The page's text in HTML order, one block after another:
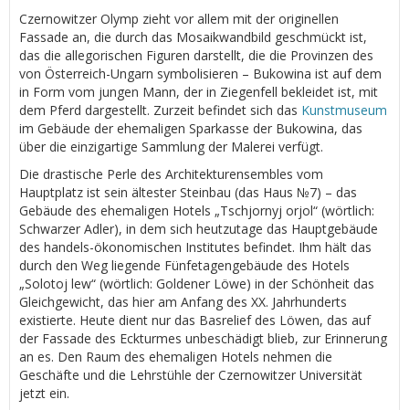
Czernowitzer Olymp zieht vor allem mit der originellen
Fassade an, die durch das Mosaikwandbild geschmückt ist,
das die allegorischen Figuren darstellt, die die Provinzen des
von Österreich-Ungarn symbolisieren – Bukowina ist auf dem
in Form vom jungen Mann, der in Ziegenfell bekleidet ist, mit
dem Pferd dargestellt. Zurzeit befindet sich das Kunstmuseum
im Gebäude der ehemaligen Sparkasse der Bukowina, das
über die einzigartige Sammlung der Malerei verfügt.
Die drastische Perle des Architekturensembles vom
Hauptplatz ist sein ältester Steinbau (das Haus №7) – das
Gebäude des ehemaligen Hotels „Tschjornyj orjol“ (wörtlich:
Schwarzer Adler), in dem sich heutzutage das Hauptgebäude
des handels-ökonomischen Institutes befindet. Ihm hält das
durch den Weg liegende Fünfetagengebäude des Hotels
„Solotoj lew“ (wörtlich: Goldener Löwe) in der Schönheit das
Gleichgewicht, das hier am Anfang des ХХ. Jahrhunderts
existierte. Heute dient nur das Basrelief des Löwen, das auf
der Fassade des Eckturmes unbeschädigt blieb, zur Erinnerung
an es. Den Raum des ehemaligen Hotels nehmen die
Geschäfte und die Lehrstühle der Czernowitzer Universität
jetzt ein.